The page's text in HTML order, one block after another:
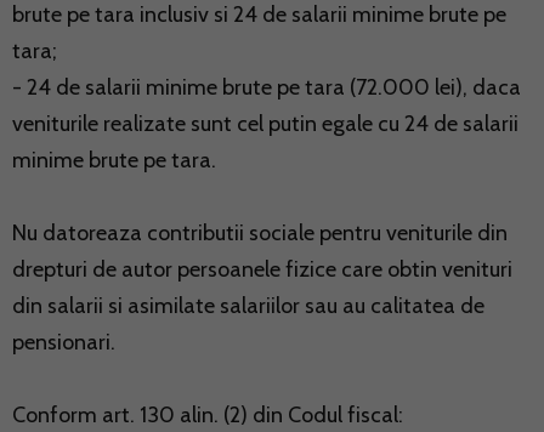
brute pe tara inclusiv si 24 de salarii minime brute pe
tara;
- 24 de salarii minime brute pe tara (72.000 lei), daca
veniturile realizate sunt cel putin egale cu 24 de salarii
minime brute pe tara.
Nu datoreaza contributii sociale pentru veniturile din
drepturi de autor persoanele fizice care obtin venituri
din salarii si asimilate salariilor sau au calitatea de
pensionari.
Conform art. 130 alin. (2) din Codul fiscal: